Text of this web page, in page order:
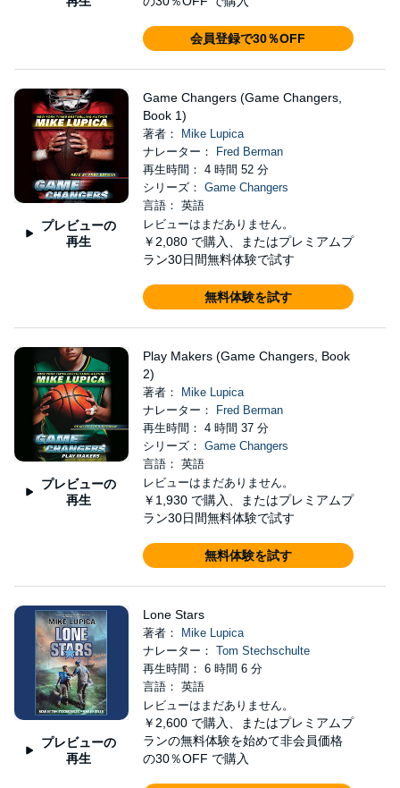
会員登録で30％OFF
プレビューの
再生
Game Changers (Game Changers,
Book 1)
著者：
Mike Lupica
ナレーター：
Fred Berman
再生時間： 4 時間 52 分
シリーズ： Game Changers
言語： 英語
レビューはまだありません。
￥2,080 で購入、またはプレミアムプ
ラン30日間無料体験で試す
無料体験を試す
プレビューの
再生
Play Makers (Game Changers, Book
2)
著者：
Mike Lupica
ナレーター：
Fred Berman
再生時間： 4 時間 37 分
シリーズ： Game Changers
言語： 英語
レビューはまだありません。
￥1,930 で購入、またはプレミアムプ
ラン30日間無料体験で試す
無料体験を試す
プレビューの
再生
Lone Stars
著者：
Mike Lupica
ナレーター： Tom Stechschulte
再生時間： 6 時間 6 分
言語： 英語
レビューはまだありません。
￥2,600 で購入、またはプレミアムプ
ランの無料体験を始めて非会員価格
の30％OFF で購入